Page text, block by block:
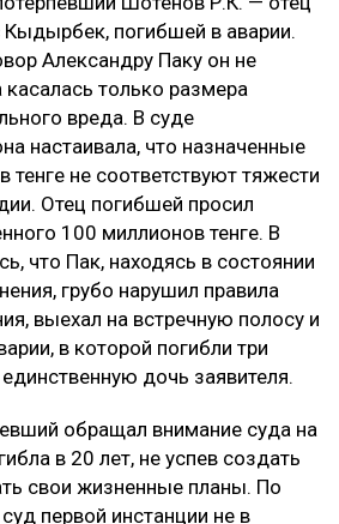
в нескольких городах
в горах Алматы
сотни рабочих требуют
отца не оценили
Шотенов Р.К. — отец
Кыдырбек, погибшей в аварии.
Александру Паку он не
только размера
вреда. В суде
настаивала, что назначенные
не соответствуют тяжести
Отец погибшей просил
100 миллионов тенге. В